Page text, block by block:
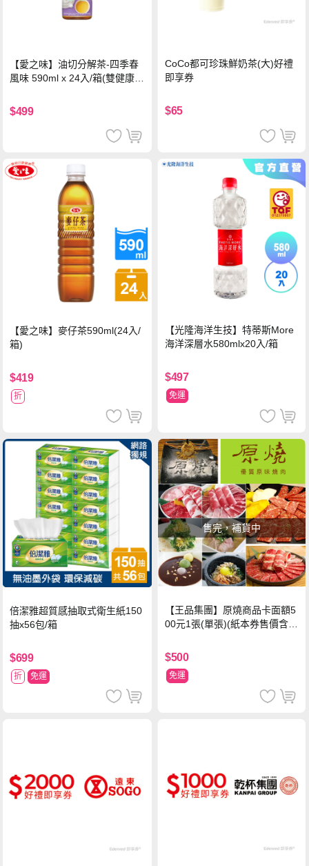
【愛之味】油切分解茶-四季春
風味 590ml x 24入/箱(雙健康認
$499
CoCo都可珍珠鮮奶茶(大)好禮
即享券
$65
【愛之味】麥仔茶590ml(24入/
箱)
$419
折
【光隆海洋生技】特蒂斯More
海洋深層水580mlx20入/箱
$497
免運
倍潔雅超質感抽取式衛生紙150
抽x56包/箱
$699
折 免運
售完，補貨中
【王品集團】原燒商品卡面額5
00元1張(單張)(紙本券售價含平
$500
免運